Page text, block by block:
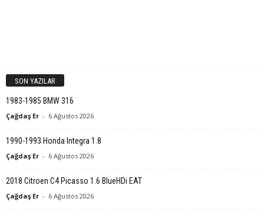
SON YAZILAR
1983-1985 BMW 316
Çağdaş Er - 6 Ağustos 2026
1990-1993 Honda Integra 1.8
Çağdaş Er - 6 Ağustos 2026
2018 Citroen C4 Picasso 1.6 BlueHDi EAT
Çağdaş Er - 6 Ağustos 2026